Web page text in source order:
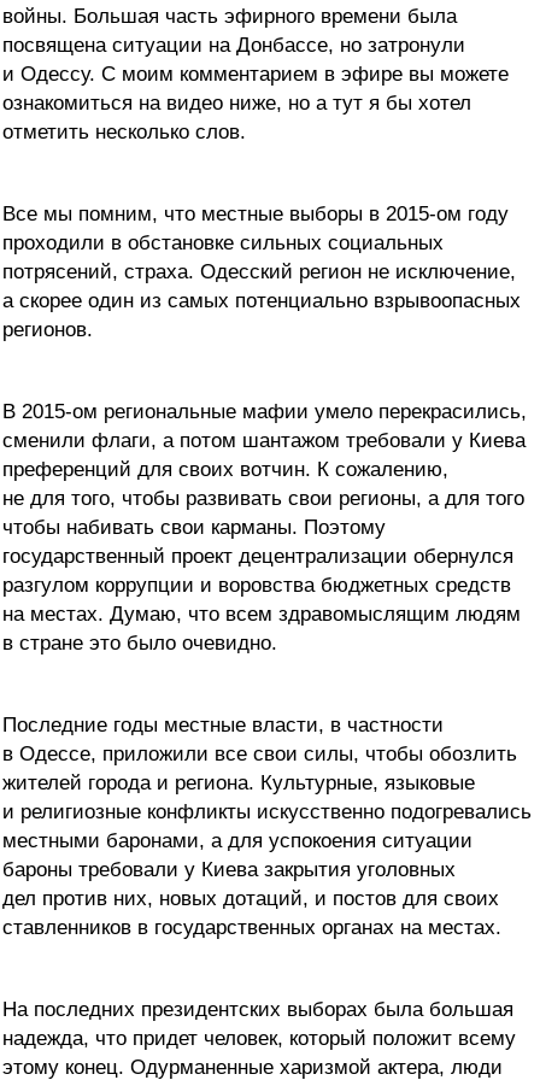
войны. Большая часть эфирного времени была
посвящена ситуации на Донбассе, но затронули
и Одессу. С моим комментарием в эфире вы можете
ознакомиться на видео ниже, но а тут я бы хотел
отметить несколько слов.
Все мы помним, что местные выборы в 2015-ом году
проходили в обстановке сильных социальных
потрясений, страха. Одесский регион не исключение,
а скорее один из самых потенциально взрывоопасных
регионов.
В 2015-ом региональные мафии умело перекрасились,
сменили флаги, а потом шантажом требовали у Киева
преференций для своих вотчин. К сожалению,
не для того, чтобы развивать свои регионы, а для того
чтобы набивать свои карманы. Поэтому
государственный проект децентрализации обернулся
разгулом коррупции и воровства бюджетных средств
на местах. Думаю, что всем здравомыслящим людям
в стране это было очевидно.
Последние годы местные власти, в частности
в Одессе, приложили все свои силы, чтобы обозлить
жителей города и региона. Культурные, языковые
и религиозные конфликты искусственно подогревались
местными баронами, а для успокоения ситуации
бароны требовали у Киева закрытия уголовных
дел против них, новых дотаций, и постов для своих
ставленников в государственных органах на местах.
На последних президентских выборах была большая
надежда, что придет человек, который положит всему
этому конец. Одурманенные харизмой актера, люди